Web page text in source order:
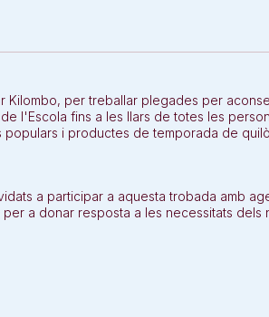
Kilombo, per treballar plegades per
l'Escola fins a les llars de totes les
i productes de temporada de
a participar a aquesta trobada amb
a donar resposta a les necessitats dels